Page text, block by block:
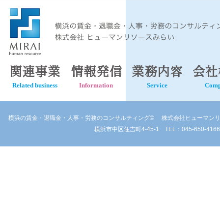
関連事業
Related business
情報発信
Information
業務内容
Service
会
横浜の賃金・退職金・人事・労務のコンサルティング©
株式会社ヒューマン
横浜市中区住吉町4-45-1 TEL：045-650-4166